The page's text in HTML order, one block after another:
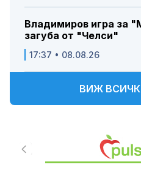
Владимиров игра за
загуба от "Челси"
17:37 • 08.08.26
ВИЖ